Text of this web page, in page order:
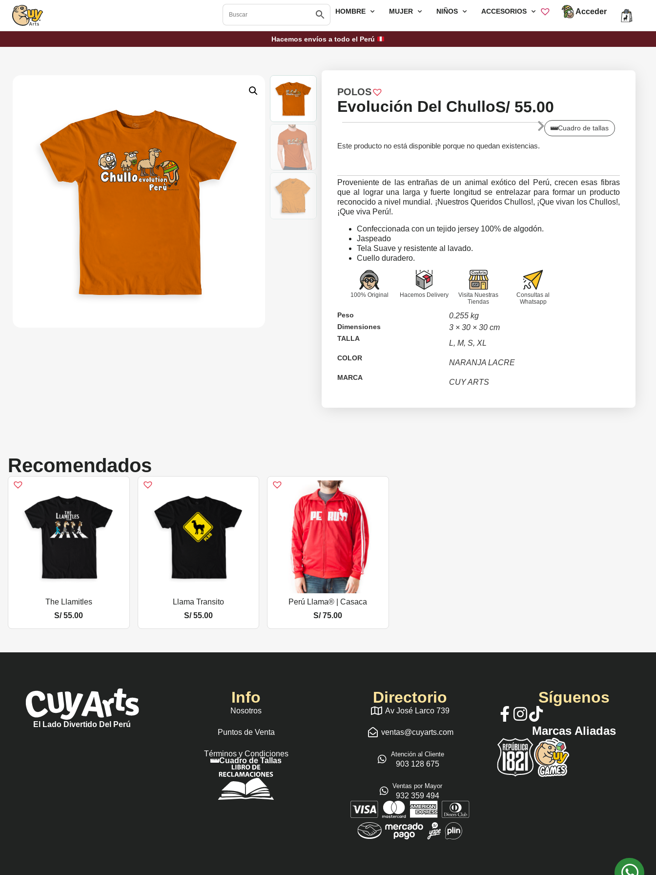
HOMBRE MUJER NIÑOS ACCESORIOS Acceder
Hacemos envíos a todo el Perú
POLOS
Evolución Del ChulloS/55.00
Cuadro de tallas
Este producto no está disponible porque no quedan existencias.
Proveniente de las entrañas de un animal exótico del Perú, crecen esas fibras
que al lograr una larga y fuerte longitud se entrelazar para formar un producto
reconocido a nivel mundial. ¡Nuestros Queridos Chullos!, ¡Que vivan los Chullos!,
¡Que viva Perú!.
Confeccionada con un tejido jersey 100% de algodón.
Jaspeado
Tela Suave y resistente al lavado.
Cuello duradero.
100% Original Hacemos Delivery
Visita Nuestras
Tiendas
Consultas al
Whatsapp
Peso 0.255 kg
Dimensiones 3 × 30 × 30 cm
TALLA
L, M, S, XL
COLOR
NARANJA LACRE
MARCA
CUY ARTS
Recomendados
The Llamitles
S/55.00
Llama Transito
S/55.00
Perú Llama® | Casaca
S/75.00
El Lado Divertido Del Perú
Info
Nosotros
Puntos de Venta
Términos y Condiciones
Cuadro de Tallas
Directorio
Av José Larco 739
ventas@cuyarts.com
Atención al Cliente
903 128 675
Ventas por Mayor
932 359 494
Síguenos
Marcas Aliadas